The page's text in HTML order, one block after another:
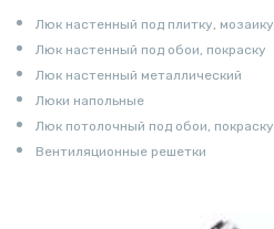
Люк настенный под плитку, мозаику
Люк настенный под обои, покраску
Люк настенный металлический
Люки напольные
Люк потолочный под обои, покраску
Вентиляционные решетки